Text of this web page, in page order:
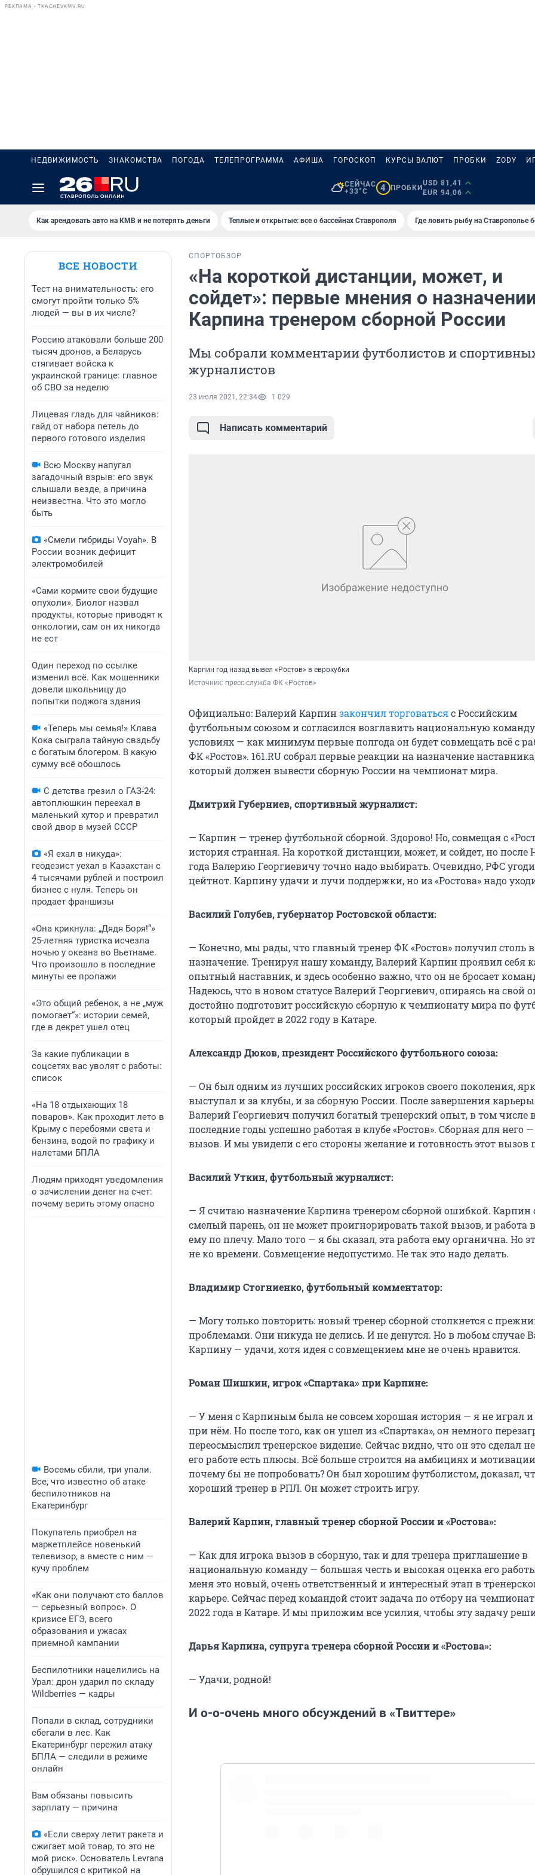
РЕКЛАМА • TKACHEVKMV.RU
НЕДВИЖИМОСТЬ ЗНАКОМСТВА ПОГОДА ТЕЛЕПРОГРАММА АФИША ГОРОСКОП КУРСЫ ВАЛЮТ ПРОБКИ ZODY
СЕЙЧАС
+33°C
4 ПРОБКИ
USD 81,41
EUR 94,06
Как арендовать авто на КМВ и не потерять деньги Теплые и открытые: все о бассейнах Ставрополя Где ловить рыбу на Ставрополье
ВСЕ НОВОСТИ
Тест на внимательность: его
смогут пройти только 5%
людей — вы в их числе?
Россию атаковали больше 200
тысяч дронов, а Беларусь
стягивает войска к
украинской границе: главное
об СВО за неделю
Лицевая гладь для чайников:
гайд от набора петель до
первого готового изделия
Всю Москву напугал
загадочный взрыв: его звук
слышали везде, а причина
неизвестна. Что это могло
быть
«Смели гибриды Voyah». В
России возник дефицит
электромобилей
«Сами кормите свои будущие
опухоли». Биолог назвал
продукты, которые приводят к
онкологии, сам он их никогда
не ест
Один переход по ссылке
изменил всё. Как мошенники
довели школьницу до
попытки поджога здания
«Теперь мы семья!» Клава
Кока сыграла тайную свадьбу
с богатым блогером. В какую
сумму всё обошлось
С детства грезил о ГАЗ-24:
автоплюшкин переехал в
маленький хутор и превратил
свой двор в музей СССР
«Я ехал в никуда»:
геодезист уехал в Казахстан с
4 тысячами рублей и построил
бизнес с нуля. Теперь он
продает франшизы
«Она крикнула: „Дядя Боря!“»
25-летняя туристка исчезла
ночью у океана во Вьетнаме.
Что произошло в последние
минуты ее пропажи
«Это общий ребенок, а не „муж
помогает“»: истории семей,
где в декрет ушел отец
За какие публикации в
соцсетях вас уволят с работы:
список
«На 18 отдыхающих 18
поваров». Как проходит лето в
Крыму с перебоями света и
бензина, водой по графику и
налетами БПЛА
Людям приходят уведомления
о зачислении денег на счет:
почему верить этому опасно
Восемь сбили, три упали.
Все, что известно об атаке
беспилотников на
Екатеринбург
Покупатель приобрел на
маркетплейсе новенький
телевизор, а вместе с ним —
кучу проблем
«Как они получают сто баллов
— серьезный вопрос». О
кризисе ЕГЭ, всего
образования и ужасах
приемной кампании
Беспилотники нацелились на
Урал: дрон ударил по складу
Wildberries — кадры
Попали в склад, сотрудники
сбегали в лес. Как
Екатеринбург пережил атаку
БПЛА — следили в режиме
онлайн
Вам обязаны повысить
зарплату — причина
«Если сверху летит ракета и
сжигает мой товар, то это не
мой риск». Основатель Levrana
обрушился с критикой на
СПОРТОБЗОР
«На короткой дистанции, может, и
сойдет»: первые мнения о
Карпина тренером сборной России
Мы собрали комментарии футболистов и
журналистов
23 июля 2021, 22:34 1 029
Написать комментарий
Карпин год назад вывел «Ростов» в еврокубки
Источник: пресс-служба ФК «Ростов»
Официально: Валерий Карпинзакончил торговатьсяс Российским
футбольным союзом и согласился возглавить национальную
условиях — как минимум первые полгода он будет совмещать всё с
ФК «Ростов». 161.RU собрал первые реакции на назначение
который должен вывести сборную России на чемпионат мира.
Дмитрий Губерниев, спортивный журналист:
— Карпин — тренер футбольной сборной. Здорово! Но, совмещая с
история странная. На короткой дистанции, может, и сойдет, но после
года Валерию Георгиевичу точно надо выбирать. Очевидно, РФС
цейтнот. Карпину удачи и лучи поддержки, но из «Ростова» надо
Василий Голубев, губернатор Ростовской области:
— Конечно, мы рады, что главный тренер ФК «Ростов» получил столь
назначение. Тренируя нашу команду, Валерий Карпин проявил себя
опытный наставник, и здесь особенно важно, что он не бросает
Надеюсь, что в новом статусе Валерий Георгиевич, опираясь на свой
достойно подготовит российскую сборную к чемпионату мира по
который пройдет в 2022 году в Катаре.
Александр Дюков, президент Российского футбольного союза:
— Он был одним из лучших российских игроков своего поколения,
выступал и за клубы, и за сборную России. После завершения
Валерий Георгиевич получил богатый тренерский опыт, в том числе
последние годы успешно работая в клубе «Ростов». Сборная для него
вызов. И мы увидели с его стороны желание и готовность этот вызов
Василий Уткин, футбольный журналист:
— Я считаю назначение Карпина тренером сборной ошибкой. Карпин
смелый парень, он не может проигнорировать такой вызов, и работа
ему по плечу. Мало того — я бы сказал, эта работа ему органична. Но
не ко времени. Совмещение недопустимо. Не так это надо делать.
Владимир Стогниенко, футбольный комментатор:
— Могу только повторить: новый тренер сборной столкнется с
проблемами. Они никуда не делись. И не денутся. Но в любом случае
Карпину — удачи, хотя идея с совмещением мне не очень нравится.
Роман Шишкин, игрок «Спартака» при Карпине:
— У меня с Карпиным была не совсем хорошая история — я не играл
при нём. Но после того, как он ушел из «Спартака», он немного
переосмыслил тренерское видение. Сейчас видно, что он это сделал
его работе есть плюсы. Всё больше строится на амбициях и
почему бы не попробовать? Он был хорошим футболистом, доказал,
хороший тренер в РПЛ. Он может строить игру.
Валерий Карпин, главный тренер сборной России и «Ростова»:
— Как для игрока вызов в сборную, так и для тренера приглашение в
национальную команду — большая честь и высокая оценка его
меня это новый, очень ответственный и интересный этап в
карьере. Сейчас перед командой стоит задача по отбору на
2022 года в Катаре. И мы приложим все усилия, чтобы эту задачу
Дарья Карпина, супруга тренера сборной России и «Ростова»:
— Удачи, родной!
И о-о-очень много обсуждений в «Твиттере»